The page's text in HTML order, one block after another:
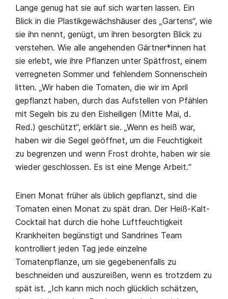
Lange genug hat sie auf sich warten lassen. Ein
Blick in die Plastikgewächshäuser des „Gartens“, wie
sie ihn nennt, genügt, um ihren besorgten Blick zu
verstehen. Wie alle angehenden Gärtner*innen hat
sie erlebt, wie ihre Pflanzen unter Spätfrost, einem
verregneten Sommer und fehlendem Sonnenschein
litten. „Wir haben die Tomaten, die wir im April
gepflanzt haben, durch das Aufstellen von Pfählen
mit Segeln bis zu den Eisheiligen (Mitte Mai, d.
Red.) geschützt“, erklärt sie. „Wenn es heiß war,
haben wir die Segel geöffnet, um die Feuchtigkeit
zu begrenzen und wenn Frost drohte, haben wir sie
wieder geschlossen. Es ist eine Menge Arbeit.“
Einen Monat früher als üblich gepflanzt, sind die
Tomaten einen Monat zu spät dran. Der Heiß-Kalt-
Cocktail hat durch die hohe Luftfeuchtigkeit
Krankheiten begünstigt und Sandrines Team
kontrolliert jeden Tag jede einzelne
Tomatenpflanze, um sie gegebenenfalls zu
beschneiden und auszureißen, wenn es trotzdem zu
spät ist. „Ich kann mich noch glücklich schätzen,